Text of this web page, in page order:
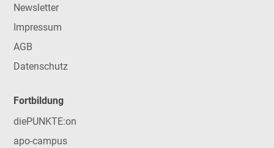
Newsletter
Impressum
AGB
Datenschutz
Fortbildung
diePUNKTE:on
apo-campus